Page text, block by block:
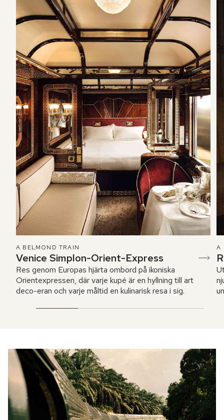
A BELMOND TRAIN
Venice Simplon-Orient-Express
Res genom Europas hjärta ombord på ikoniska
Orientexpressen, där varje kupé är en hyllning till art
deco-eran och varje måltid en kulinarisk resa i sig.
A